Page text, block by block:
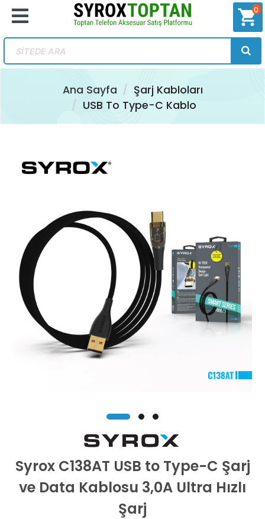
shopping_cart
0
Ana Sayfa
Şarj Kabloları
USB To Type-C Kablo
Syrox C138AT USB to Type-C Şarj
ve Data Kablosu 3,0A Ultra Hızlı
Şarj